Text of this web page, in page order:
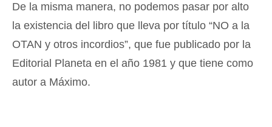
De la misma manera, no podemos pasar por alto
la existencia del libro que lleva por título “NO a la
OTAN y otros incordios”, que fue publicado por la
Editorial Planeta en el año 1981 y que tiene como
autor a Máximo.